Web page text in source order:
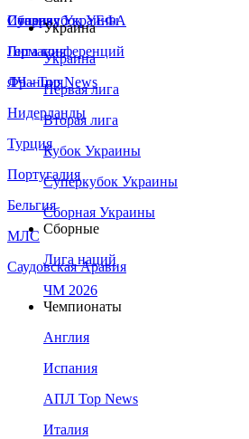
Сборная Украины
Италия
Германия
Франция
Нидерланды
Турция
Португалия
Бельгия
МЛС
Саудовская Аравия
Суперкубок УЕФА
Лига конференций
ЛЧ - Top News
Украина
Украина
Первая лига
Вторая лига
Кубок Украины
Суперкубок Украины
Сборная Украины
Сборные
Лига наций
ЧМ 2026
Чемпионаты
Англия
Испания
АПЛ Top News
Италия